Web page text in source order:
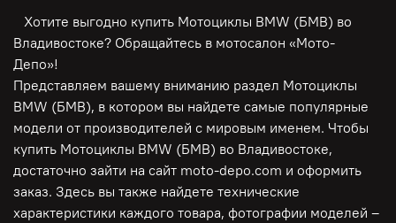
Хотите выгодно купить Мотоциклы BMW (БМВ) во
Владивостоке? Обращайтесь в мотосалон «Мото-
Депо»!
Представляем вашему вниманию раздел Мотоциклы
BMW (БМВ), в котором вы найдете самые популярные
модели от производителей с мировым именем. Чтобы
купить Мотоциклы BMW (БМВ) во Владивостоке,
достаточно зайти на сайт moto-depo.com и оформить
заказ. Здесь вы также найдете технические
характеристики каждого товара, фотографии моделей –